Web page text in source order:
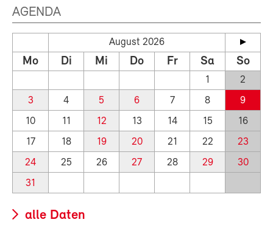
AGENDA
August 2026
Mo Di Mi Do Fr Sa So
1
2
3
4 5 6 7 8
9
10
11 12 13 14 15
16
17
18 19 20 21 22
23
24
25 26 27 28 29
30
31
alle Daten